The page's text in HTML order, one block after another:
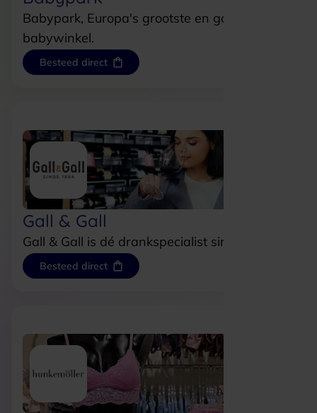
Babypark, Europa's grootste en goedkoopste
babywinkel.
Besteed direct
Gall & Gall
Gall & Gall is dé drankspecialist sinds 1884.
Besteed direct